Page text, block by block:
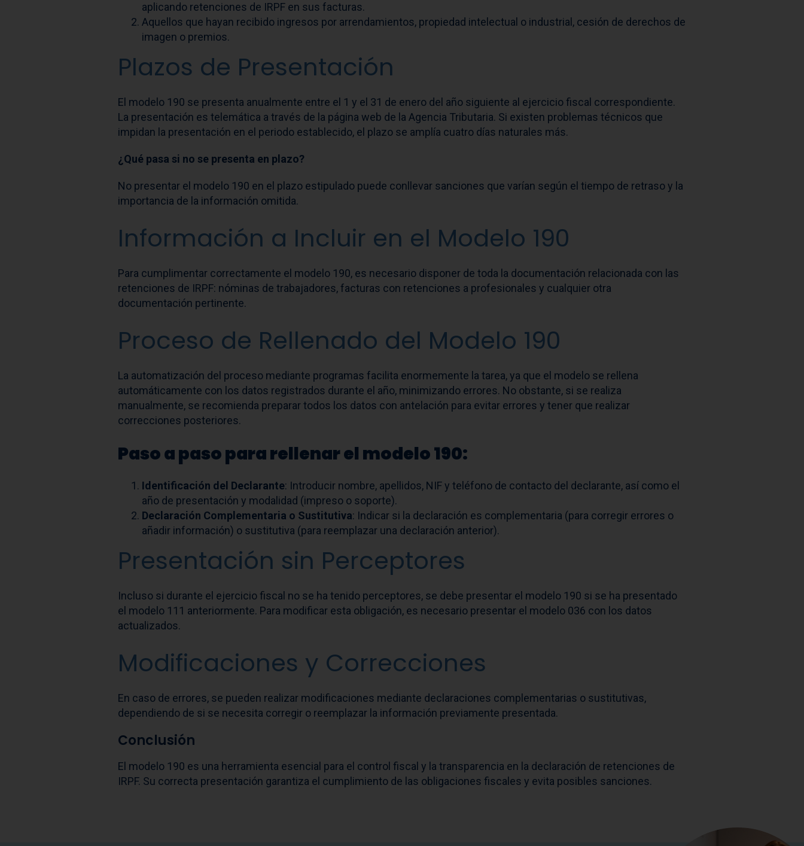
aplicando retenciones de IRPF en sus facturas.
Aquellos que hayan recibido ingresos por arrendamientos, propiedad intelectual o industrial, cesión de derechos de
imagen o premios.
Plazos de Presentación
El modelo 190 se presenta anualmente entre el 1 y el 31 de enero del año siguiente al ejercicio fiscal correspondiente.
La presentación es telemática a través de la página web de la Agencia Tributaria. Si existen problemas técnicos que
impidan la presentación en el periodo establecido, el plazo se amplía cuatro días naturales más.
¿Qué pasa si no se presenta en plazo?
No presentar el modelo 190 en el plazo estipulado puede conllevar sanciones que varían según el tiempo de retraso y la
importancia de la información omitida.
Información a Incluir en el Modelo 190
Para cumplimentar correctamente el modelo 190, es necesario disponer de toda la documentación relacionada con las
retenciones de IRPF: nóminas de trabajadores, facturas con retenciones a profesionales y cualquier otra
documentación pertinente.
Proceso de Rellenado del Modelo 190
La automatización del proceso mediante programas facilita enormemente la tarea, ya que el modelo se rellena
automáticamente con los datos registrados durante el año, minimizando errores. No obstante, si se realiza
manualmente, se recomienda preparar todos los datos con antelación para evitar errores y tener que realizar
correcciones posteriores.
Paso a paso para rellenar el modelo 190:
Identificación del Declarante: Introducir nombre, apellidos, NIF y teléfono de contacto del declarante, así como el
año de presentación y modalidad (impreso o soporte).
Declaración Complementaria o Sustitutiva: Indicar si la declaración es complementaria (para corregir errores o
añadir información) o sustitutiva (para reemplazar una declaración anterior).
Presentación sin Perceptores
Incluso si durante el ejercicio fiscal no se ha tenido perceptores, se debe presentar el modelo 190 si se ha presentado
el modelo 111 anteriormente. Para modificar esta obligación, es necesario presentar el modelo 036 con los datos
actualizados.
Modificaciones y Correcciones
En caso de errores, se pueden realizar modificaciones mediante declaraciones complementarias o sustitutivas,
dependiendo de si se necesita corregir o reemplazar la información previamente presentada.
Conclusión
El modelo 190 es una herramienta esencial para el control fiscal y la transparencia en la declaración de retenciones de
IRPF. Su correcta presentación garantiza el cumplimiento de las obligaciones fiscales y evita posibles sanciones.